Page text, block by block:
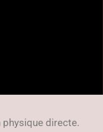
physique directe.